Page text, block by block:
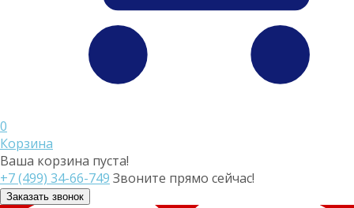
0
Корзина
Ваша корзина пуста!
+7 (499) 34-66-749 Звоните прямо сейчас!
Заказать звонок